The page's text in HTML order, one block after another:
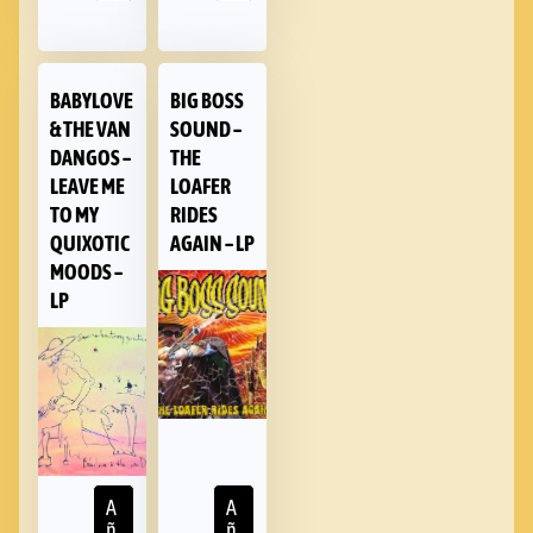
BABYLOVE
& THE VAN
DANGOS –
LEAVE ME
TO MY
QUIXOTIC
MOODS –
LP
A
BIG BOSS
SOUND –
THE
LOAFER
RIDES
AGAIN – LP
A